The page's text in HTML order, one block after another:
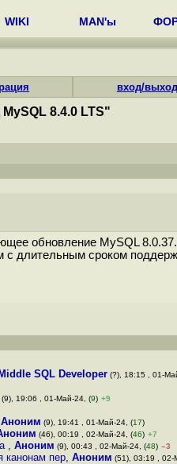
WIKI MAN'ы
вход/выход
8.4.0 LTS"
обновление MySQL
длительным сроком
Middle SQL Developer (?), 18:15 , 01-
(9), 19:06 , 01-Май-24, (9) +9
Аноним (9), 19:41 , 01-Май-24, (17)
(46), 00:19 , 02-Май-24, (46) +7
, Аноним (9), 00:43 , 02-Май-24, (48) –3
канонам пер, Аноним (51), 03:19 , 02-